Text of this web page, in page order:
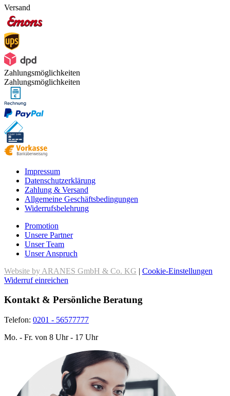
Versand
Zahlungsmöglichkeiten
Zahlungsmöglichkeiten
Impressum
Datenschutzerklärung
Zahlung & Versand
Allgemeine Geschäftsbedingungen
Widerrufsbelehrung
Promotion
Unsere Partner
Unser Team
Unser Anspruch
Website by ARANES GmbH & Co. KG | Cookie-Einstellungen
Widerruf einreichen
Kontakt & Persönliche Beratung
Telefon: 0201 - 56577777
Mo. - Fr. von 8 Uhr - 17 Uhr